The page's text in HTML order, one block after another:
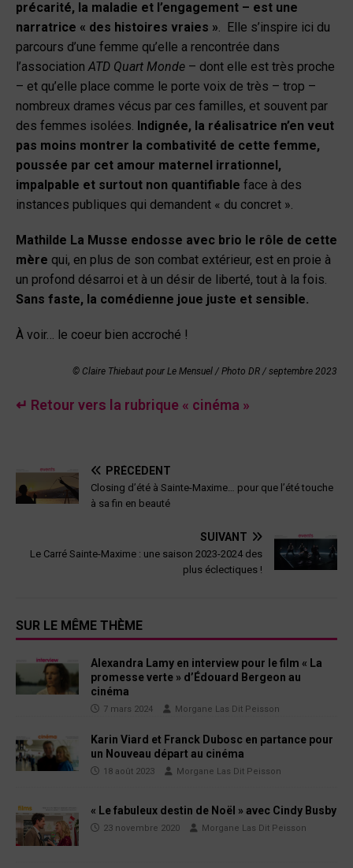
précarité, la maladie et l’engagement – est une
narratrice « des histoires vraies ». Elle s’inspire ici du
parcours d’une femme qu’elle a rencontrée dans
l’associationATD Quart Monde – dont elle est très proche
– et qu’elle place comme le porte voix de très – trop –
nombreux drames vécus par ces familles, et souvent par
des femmes isolées. Indignée, la réalisatrice n’en veut
pas moins montrer la combativité de cette femme,
poussée par cet amour maternel irrationnel,
impalpable et surtout non quantifiable face à des
instances publiques qui demandent « du concret ».
Mathilde La Musse endosse avec brio le rôle de cette
mère qui, en plus de son combat extérieur, est en proie à
un profond désarroi et à un désir de liberté, tout à la fois.
Sans faste, la comédienne joue juste et sensible.
À voir… le coeur bien accroché !
© Claire Thiebaut pour Le Mensuel / Photo DR / septembre 2023
↵ Retour vers la rubrique « cinéma »
PRÉCÉDENT
Closing d’été à Sainte-Maxime… pour que l’été touche
à sa fin en beauté
SUIVANT
Le Carré Sainte-Maxime : une saison 2023-2024 des
plus éclectiques !
SUR LE MÊME THÈME
Alexandra Lamy en interview pour le film « La
promesse verte » d’Édouard Bergeon au
cinéma
7 mars 2024 Morgane Las Dit Peisson
Karin Viard et Franck Dubosc en partance pour
un Nouveau départ au cinéma
18 août 2023 Morgane Las Dit Peisson
« Le fabuleux destin de Noël » avec Cindy Busby
23 novembre 2020 Morgane Las Dit Peisson